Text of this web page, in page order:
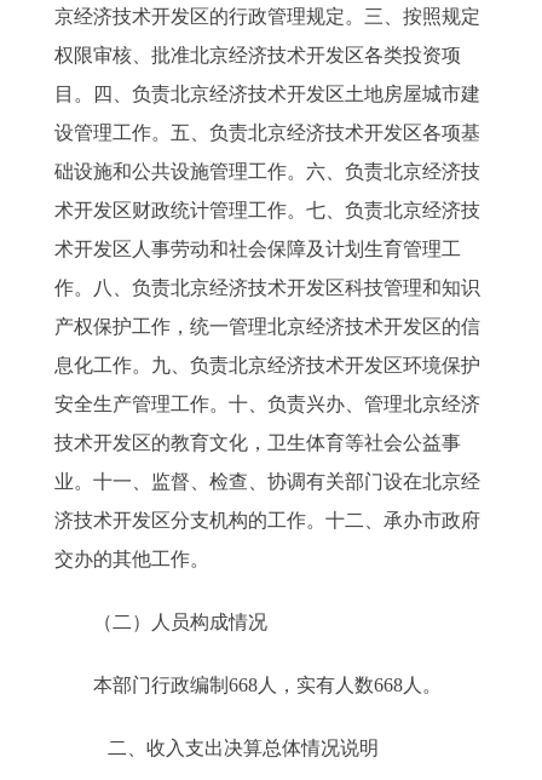
京经济技术开发区的行政管理规定。三、按照规定
权限审核、批准北京经济技术开发区各类投资项
目。四、负责北京经济技术开发区土地房屋城市建
设管理工作。五、负责北京经济技术开发区各项基
础设施和公共设施管理工作。六、负责北京经济技
术开发区财政统计管理工作。七、负责北京经济技
术开发区人事劳动和社会保障及计划生育管理工
作。八、负责北京经济技术开发区科技管理和知识
产权保护工作，统一管理北京经济技术开发区的信
息化工作。九、负责北京经济技术开发区环境保护
安全生产管理工作。十、负责兴办、管理北京经济
技术开发区的教育文化，卫生体育等社会公益事
业。十一、监督、检查、协调有关部门设在北京经
济技术开发区分支机构的工作。十二、承办市政府
交办的其他工作。
（二）人员构成情况
本部门行政编制668人，实有人数668人。
二、收入支出决算总体情况说明